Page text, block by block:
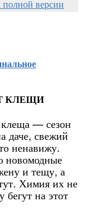
полной версии
КЛЕЩИ
клеща — сезон
даче, свежий
ненавижу.
новомодные
и тещу, а
Химия их не
бегут на этот